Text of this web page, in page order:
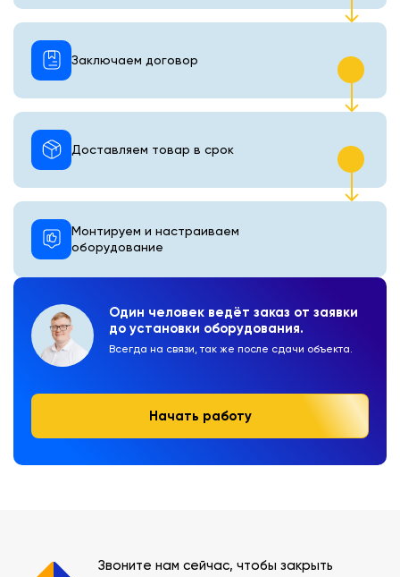
Один человек ведёт заказ от заявки
до установки оборудования.
Всегда на связи, так же после сдачи объекта.
Начать работу
Монтируем и настраиваем
оборудование
Доставляем товар в срок
Заключаем договор
Звоните нам сейчас, чтобы закрыть